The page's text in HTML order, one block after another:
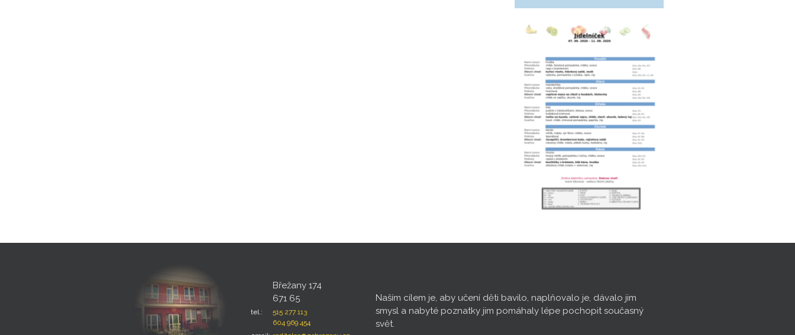
Břežany 174
671 65
tel.:
515 277 113
604 969 454
Naším cílem je, aby učení děti bavilo, naplňovalo je, dávalo jim
smysl a nabyté poznatky jim pomáhaly lépe pochopit současný
svět.